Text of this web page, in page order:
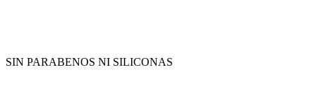
SIN PARABENOS NI SILICONAS